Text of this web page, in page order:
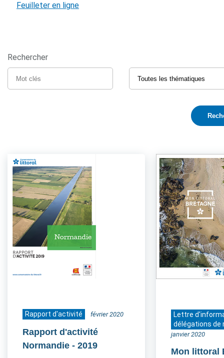
Feuilleter en ligne
Rechercher
Rapport d'activité février 2020
Rapport d'activité
Normandie - 2019
Lettre
délégations de
janvier 2020
Mon littoral